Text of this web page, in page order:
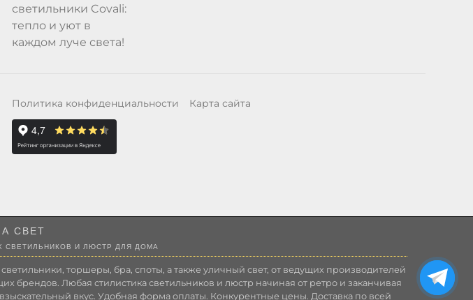
светильники Covali:
тепло и уют в
каждом луче света!
Политика конфиденциальности Карта сайта
СВЕТ
СВЕТИЛЬНИКОВ И ЛЮСТР ДЛЯ ДОМА
торшеры, бра, споты, а также уличный свет, от ведущих производителей
брендов. Любая стилистика светильников и люстр начиная от ретро и заканчивая
вкус. Удобная форма оплаты. Конкурентные цены. Доставка по всей